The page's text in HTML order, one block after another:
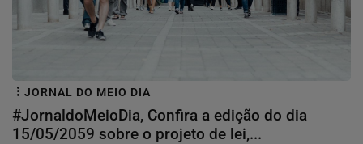
JORNAL DO MEIO DIA
#JornaldoMeioDia, Confira a edição do dia
15/05/2059 sobre o projeto de lei,...